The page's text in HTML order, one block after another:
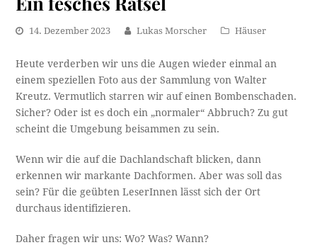
14. Dezember 2023 Lukas Morscher Häuser
Heute verderben wir uns die Augen wieder einmal an
einem speziellen Foto aus der Sammlung von Walter
Kreutz. Vermutlich starren wir auf einen Bombenschaden.
Sicher? Oder ist es doch ein „normaler“ Abbruch? Zu gut
scheint die Umgebung beisammen zu sein.
Wenn wir die auf die Dachlandschaft blicken, dann
erkennen wir markante Dachformen. Aber was soll das
sein? Für die geübten LeserInnen lässt sich der Ort
durchaus identifizieren.
Daher fragen wir uns: Wo? Was? Wann?